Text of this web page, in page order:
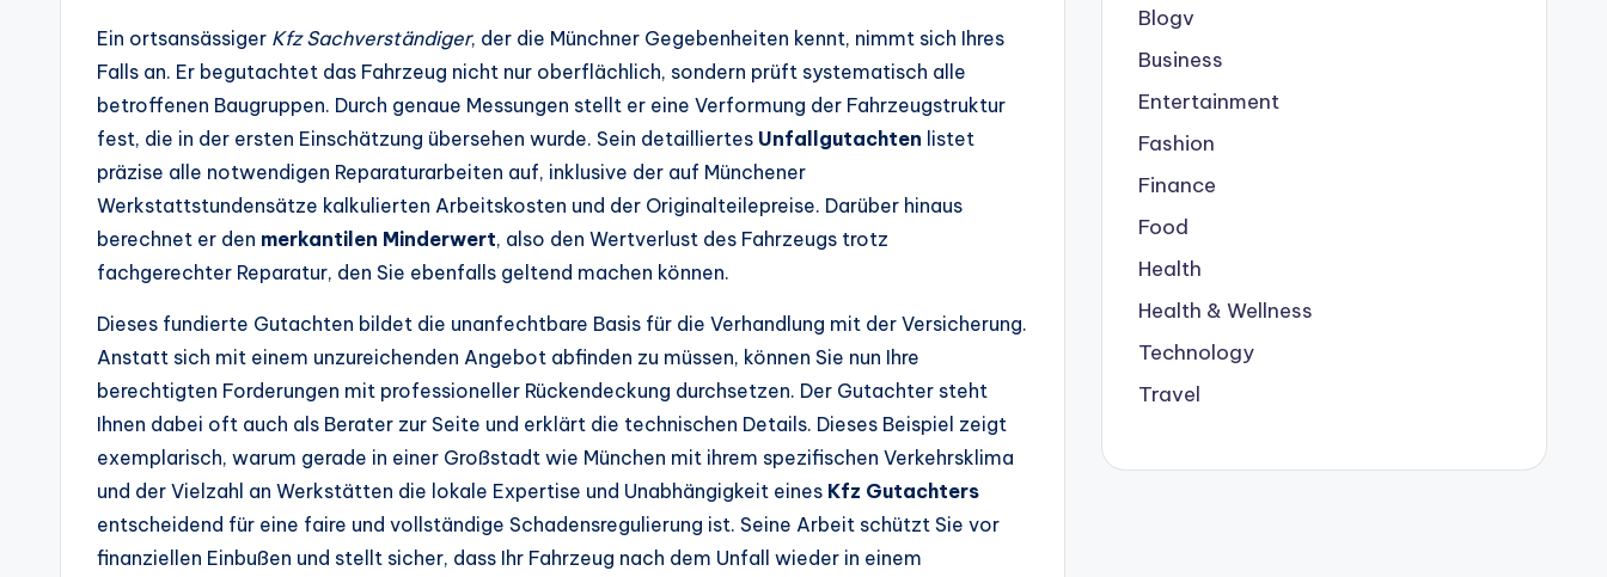
Ein ortsansässiger Kfz Sachverständiger, der die Münchner Gegebenheiten kennt, nimmt sich Ihres
Falls an. Er begutachtet das Fahrzeug nicht nur oberflächlich, sondern prüft systematisch alle
betroffenen Baugruppen. Durch genaue Messungen stellt er eine Verformung der Fahrzeugstruktur
fest, die in der ersten Einschätzung übersehen wurde. Sein detailliertes Unfallgutachten listet
präzise alle notwendigen Reparaturarbeiten auf, inklusive der auf Münchener
Werkstattstundensätze kalkulierten Arbeitskosten und der Originalteilepreise. Darüber hinaus
berechnet er den merkantilen Minderwert, also den Wertverlust des Fahrzeugs trotz
fachgerechter Reparatur, den Sie ebenfalls geltend machen können.
Dieses fundierte Gutachten bildet die unanfechtbare Basis für die Verhandlung mit der Versicherung.
Anstatt sich mit einem unzureichenden Angebot abfinden zu müssen, können Sie nun Ihre
berechtigten Forderungen mit professioneller Rückendeckung durchsetzen. Der Gutachter steht
Ihnen dabei oft auch als Berater zur Seite und erklärt die technischen Details. Dieses Beispiel zeigt
exemplarisch, warum gerade in einer Großstadt wie München mit ihrem spezifischen Verkehrsklima
und der Vielzahl an Werkstätten die lokale Expertise und Unabhängigkeit eines Kfz Gutachters
entscheidend für eine faire und vollständige Schadensregulierung ist. Seine Arbeit schützt Sie vor
finanziellen Einbußen und stellt sicher, dass Ihr Fahrzeug nach dem Unfall wieder in einem
Blogv
Business
Entertainment
Fashion
Finance
Food
Health
Health & Wellness
Technology
Travel